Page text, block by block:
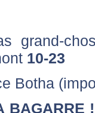
grand-
10-23
Botha
BAGARRE